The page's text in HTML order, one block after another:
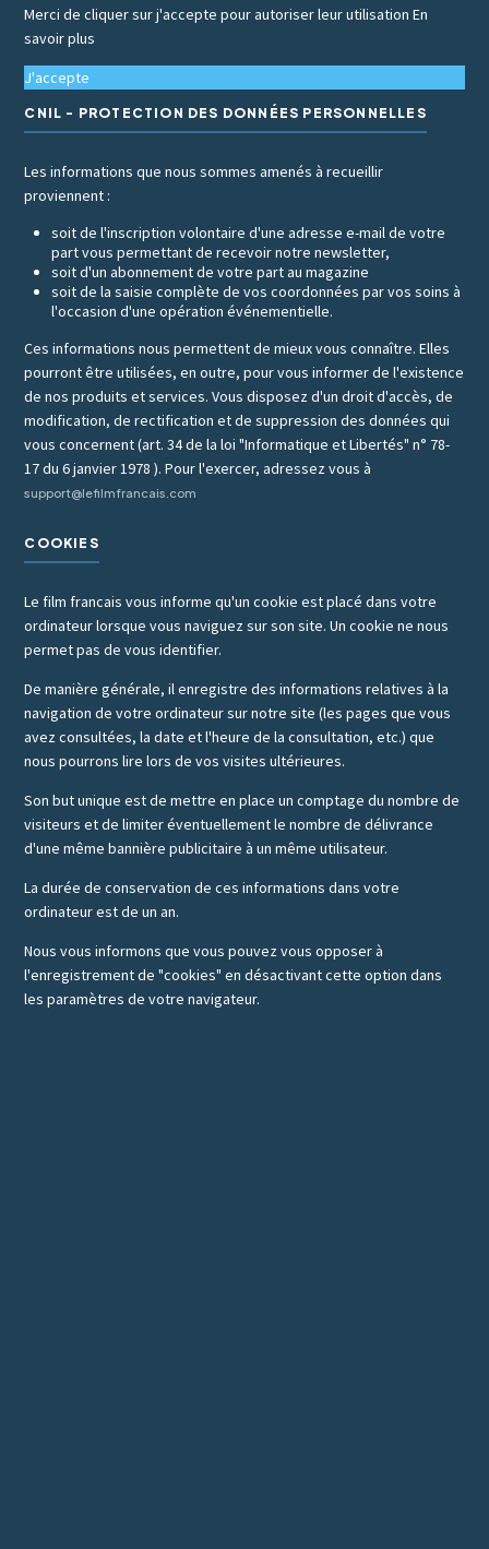
Merci de cliquer sur j'accepte pour autoriser leur utilisationEn
savoir plus
J'accepte
CNIL - PROTECTION DES DONNÉES PERSONNELLES
Les informations que nous sommes amenés à recueillir
proviennent :
soit de l'inscription volontaire d'une adresse e-mail de votre
part vous permettant de recevoir notre newsletter,
soit d'un abonnement de votre part au magazine
soit de la saisie complète de vos coordonnées par vos soins à
l'occasion d'une opération événementielle.
Ces informations nous permettent de mieux vous connaître. Elles
pourront être utilisées, en outre, pour vous informer de l'existence
de nos produits et services. Vous disposez d'un droit d'accès, de
modification, de rectification et de suppression des données qui
vous concernent (art. 34 de la loi "Informatique et Libertés" n° 78-
17 du 6 janvier 1978 ). Pour l'exercer, adressez vous à
support@lefilmfrancais.com
COOKIES
Le film francais vous informe qu'un cookie est placé dans votre
ordinateur lorsque vous naviguez sur son site. Un cookie ne nous
permet pas de vous identifier.
De manière générale, il enregistre des informations relatives à la
navigation de votre ordinateur sur notre site (les pages que vous
avez consultées, la date et l'heure de la consultation, etc.) que
nous pourrons lire lors de vos visites ultérieures.
Son but unique est de mettre en place un comptage du nombre de
visiteurs et de limiter éventuellement le nombre de délivrance
d'une même bannière publicitaire à un même utilisateur.
La durée de conservation de ces informations dans votre
ordinateur est de un an.
Nous vous informons que vous pouvez vous opposer à
l'enregistrement de "cookies" en désactivant cette option dans
les paramètres de votre navigateur.